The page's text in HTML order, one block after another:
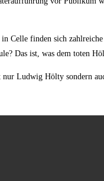
Celle finden sich
Das ist, was dem toten
Ludwig Hölty sondern